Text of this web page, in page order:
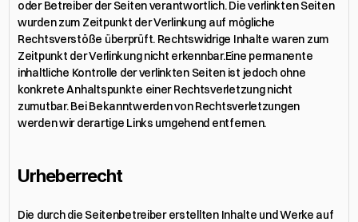
oder Betreiber der Seiten verantwortlich. Die verlinkten Seiten
wurden zum Zeitpunkt der Verlinkung auf mögliche
Rechtsverstöße überprüft. Rechtswidrige Inhalte waren zum
Zeitpunkt der Verlinkung nicht erkennbar.Eine permanente
inhaltliche Kontrolle der verlinkten Seiten ist jedoch ohne
konkrete Anhaltspunkte einer Rechtsverletzung nicht
zumutbar. Bei Bekanntwerden von Rechtsverletzungen
werden wir derartige Links umgehend entfernen.
Urheberrecht
Die durch die Seitenbetreiber erstellten Inhalte und Werke auf